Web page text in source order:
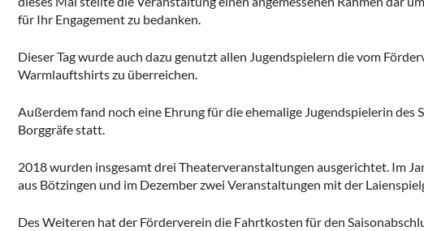
Archivberichte 2023-2024
Kleinfeldturniere
Grümpelturnier
Fasnacht
für Ihr Engagement zu bedanken.
Dieser Tag wurde auch dazu genutzt allen Jugendspielern die vom
Warmlauftshirts zu überreichen.
Außerdem fand noch eine Ehrung für die ehemalige Jugendspielerin des
Borggräfe statt.
2018 wurden insgesamt drei Theaterveranstaltungen ausgerichtet. Im
aus Bötzingen und im Dezember zwei Veranstaltungen mit der
Des Weiteren hat der Förderverein die Fahrtkosten für den